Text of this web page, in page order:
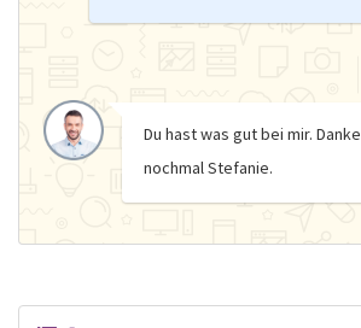
Du hast was gut bei mir. Danke
nochmal Stefanie.